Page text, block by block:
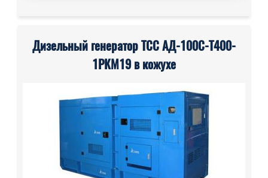
Дизельный генератор ТСС АД-100С-Т400-
1РКМ19 в кожухе